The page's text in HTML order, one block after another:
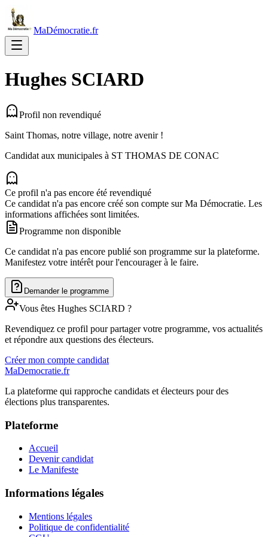
MaDémocratie.fr
Hughes SCIARD
Profil non revendiqué
Saint Thomas, notre village, notre avenir !
Candidat aux municipales à ST THOMAS DE CONAC
Ce profil n'a pas encore été revendiqué
Ce candidat n'a pas encore créé son compte sur Ma Démocratie. Les
informations affichées sont limitées.
Programme non disponible
Ce candidat n'a pas encore publié son programme sur la plateforme.
Manifestez votre intérêt pour l'encourager à le faire.
Demander le programme
Vous êtes Hughes SCIARD ?
Revendiquez ce profil pour partager votre programme, vos actualités
et répondre aux questions des électeurs.
Créer mon compte candidat
MaDemocratie.fr
La plateforme qui rapproche candidats et électeurs pour des
élections plus transparentes.
Plateforme
Accueil
Devenir candidat
Le Manifeste
Informations légales
Mentions légales
Politique de confidentialité